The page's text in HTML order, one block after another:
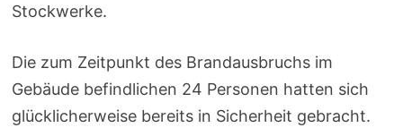
Stockwerke.
Die zum Zeitpunkt des Brandausbruchs im
Gebäude befindlichen 24 Personen hatten sich
glücklicherweise bereits in Sicherheit gebracht.